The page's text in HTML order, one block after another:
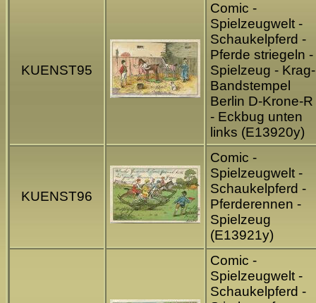
KUENST95
Comic -
Spielzeugwelt -
Schaukelpferd -
Pferde striegeln -
Spielzeug - Krag-
Bandstempel
Berlin D-Krone-R
- Eckbug unten
links (E13920y)
KUENST96
Comic -
Spielzeugwelt -
Schaukelpferd -
Pferderennen -
Spielzeug
(E13921y)
Comic -
Spielzeugwelt -
Schaukelpferd -